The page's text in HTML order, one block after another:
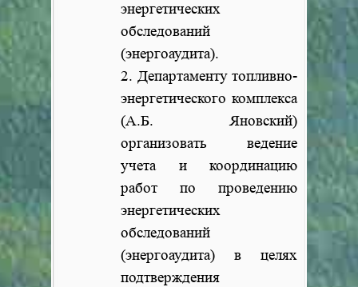
энергетических
обследований
(энергоаудита).
2. Департаменту топливно-
энергетического комплекса
(А.Б. Яновский)
организовать ведение
учета и координацию
работ по проведению
энергетических
обследований
(энергоаудита) в целях
подтверждения